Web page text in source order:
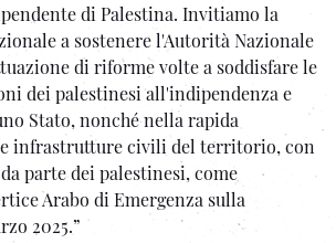
di Palestina. Invitiamo la
a sostenere l'Autorità Nazionale
di riforme volte a soddisfare le
dei palestinesi all'indipendenza e
Stato, nonché nella rapida
infrastrutture civili del territorio, con
parte dei palestinesi, come
Arabo di Emergenza sulla
2025.”